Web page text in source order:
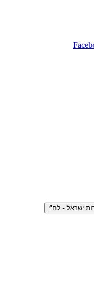
ישראל - לח"י